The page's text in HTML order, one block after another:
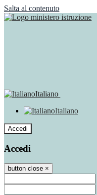
Salta al contenuto
Italiano
Italiano
Accedi
Accedi
button close ×